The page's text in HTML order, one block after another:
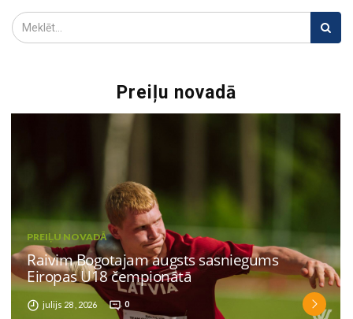
Preiļu novadā
PREIĻU NOVADĀ
Raivim Bogotajam augsts sasniegums
Eiropas U18 čempionātā
julijs 28 , 2026 0